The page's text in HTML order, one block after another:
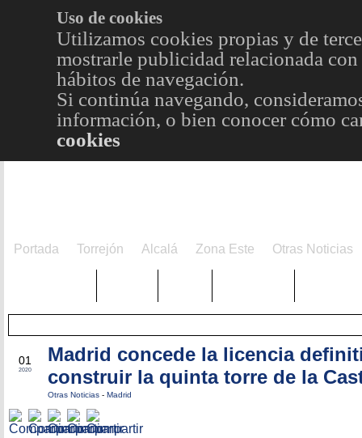
Uso de cookies
Utilizamos cookies propias y de
mostrarle publicidad relacionada
hábitos de navegación.
Si continúa navegando,
información, o bien conocer cómo
cookies
Portada Torrejón Alcalá Zona Este Otras Noticias
01
2020
Madrid concede la licencia
construir la quinta torre de la
Otras Noticias - Madrid